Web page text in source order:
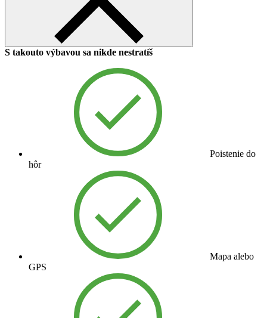
S takouto výbavou sa nikde nestratíš
Poistenie do
hôr
Mapa alebo
GPS